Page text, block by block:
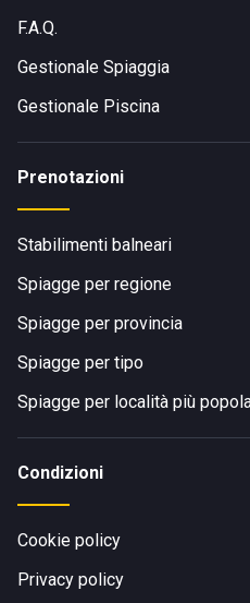
F.A.Q.
Gestionale Spiaggia
Gestionale Piscina
Prenotazioni
Stabilimenti balneari
Spiagge per regione
Spiagge per provincia
Spiagge per tipo
Spiagge per località più
Condizioni
Cookie policy
Privacy policy